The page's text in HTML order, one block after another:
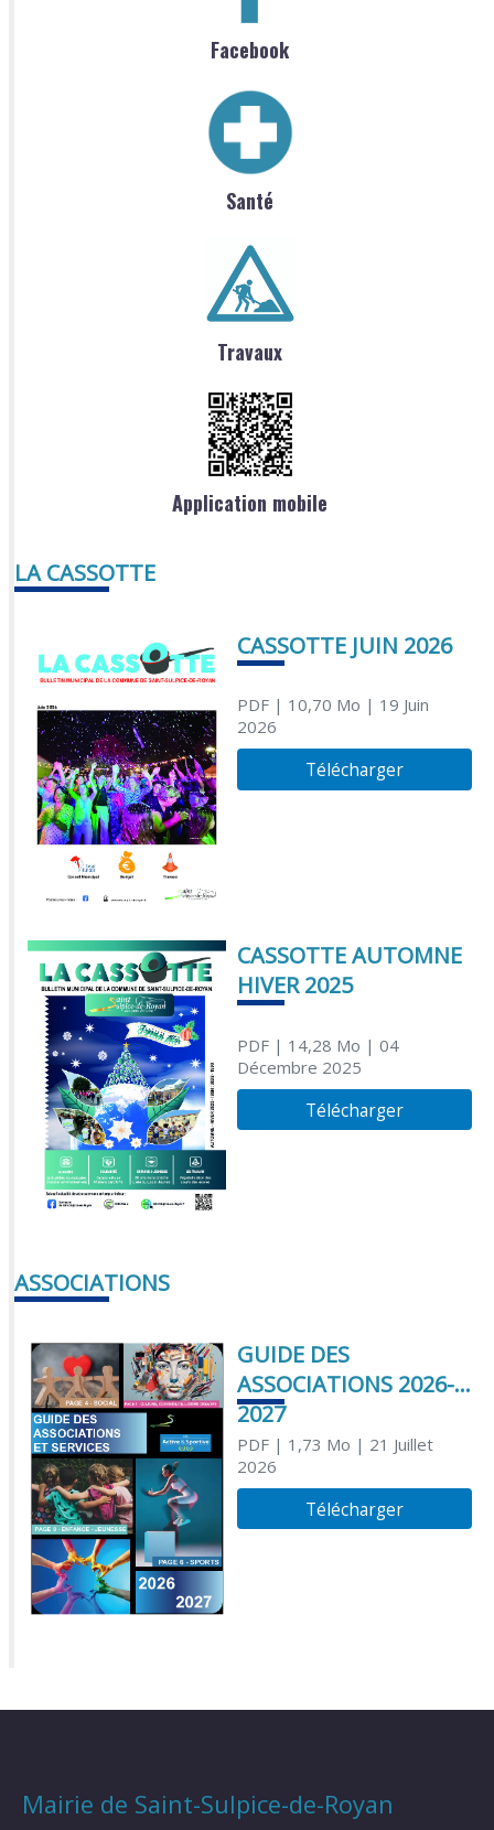
Facebook
Santé
Travaux
Application mobile
LA CASSOTTE
CASSOTTE JUIN 2026
PDF| 10,70 Mo | 19 Juin
2026
Télécharger
CASSOTTE AUTOMNE
HIVER 2025
PDF| 14,28 Mo | 04
Décembre 2025
Télécharger
ASSOCIATIONS
GUIDE DES
ASSOCIATIONS 2026-
2027
PDF| 1,73 Mo | 21 Juillet
2026
Télécharger
Mairie de Saint-Sulpice-de-Royan